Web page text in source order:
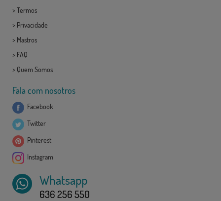
> Termos
> Privacidade
> Mastros
> FAQ
> Quem Somos
Fala com nosotros
Facebook
Twitter
Pinterest
Instagram
Whatsapp
636 256 550